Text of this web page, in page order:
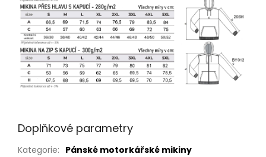
Doplňkové parametry
Kategorie: Pánské motorkářské mikiny